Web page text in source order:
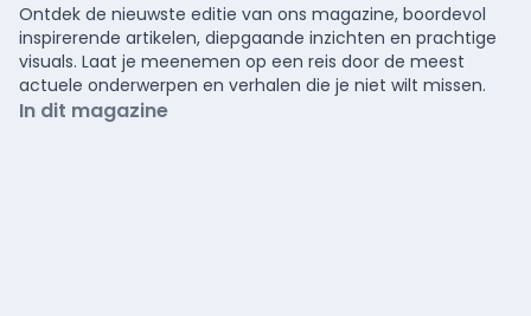
Ontdek de nieuwste editie van ons magazine, boordevol
inspirerende artikelen, diepgaande inzichten en prachtige
visuals. Laat je meenemen op een reis door de meest
actuele onderwerpen en verhalen die je niet wilt missen.
In dit magazine